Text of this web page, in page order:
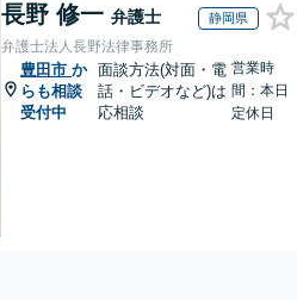
長野 修一 弁護士 静岡県
弁護士法人長野法律事務所
豊田市 か
らも相談
受付中
面談方法(対面・電
話・ビデオなど)は
応相談
営業時
間：本日
定休日